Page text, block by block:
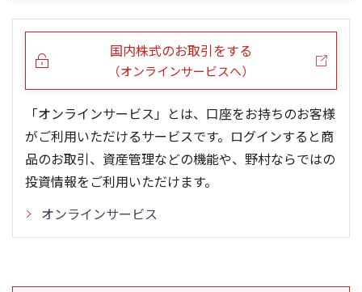
国内株式のお取引をする
（オンラインサービスへ）
「オンラインサービス」とは、口座をお持ちのお客様
がご利用いただけるサービスです。ログインすると商
品のお取引、資産管理などの機能や、野村ならではの
投資情報をご利用いただけます。
オンラインサービス